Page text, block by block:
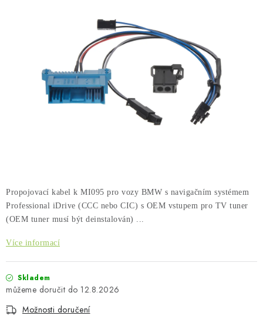
AUTOPOTAHY ŠITÉ NA MÍRU
PŮJČOVNA
BOXY NA TAŽNÁ ZAŘÍZENÍ
OSTATNÍ NOSIČE
STŘEŠNÍ KOŠE
AUTOSTANY
CESTOVNÍ ZAVAZADLA
Propojovací kabel k MI095 pro vozy BMW s navigačním systémem
Professional iDrive (CCC nebo CIC) s OEM vstupem pro TV tuner
(OEM tuner musí být deinstalován) ...
Více informací
Skladem
12.8.2026
Možnosti doručení